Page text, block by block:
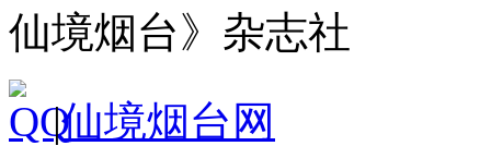
仙境烟台》杂志社
|仙境烟台网